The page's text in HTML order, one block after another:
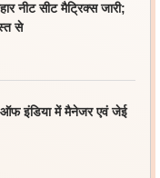
सीट मैट्रिक्स जारी;
से
इंडिया में मैनेजर एवं जेई